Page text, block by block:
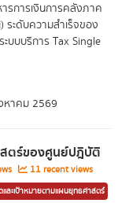
รการเงินการคลังภาค
ระดับความสำเร็จของ
บบบริการ Tax Single
าคม 2569
ตร์ของศูนย์ปฎิบัติ
11 recent views
และเป้าหมายตามแผนยุทธศาสตร์